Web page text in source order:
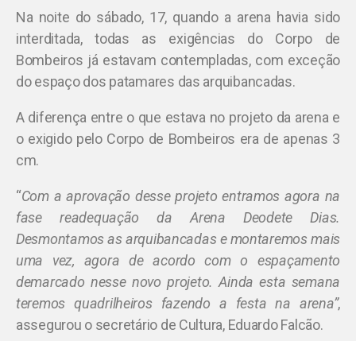
Na noite do sábado, 17, quando a arena havia sido
interditada, todas as exigências do Corpo de
Bombeiros já estavam contempladas, com exceção
do espaço dos patamares das arquibancadas.
A diferença entre o que estava no projeto da arena e
o exigido pelo Corpo de Bombeiros era de apenas 3
cm.
“Com a aprovação desse projeto entramos agora na
fase readequação da Arena Deodete Dias.
Desmontamos as arquibancadas e montaremos mais
uma vez, agora de acordo com o espaçamento
demarcado nesse novo projeto. Ainda esta semana
teremos quadrilheiros fazendo a festa na arena”,
assegurou o secretário de Cultura, Eduardo Falcão.